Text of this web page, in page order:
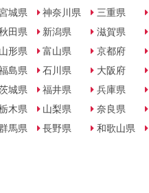
城県
田県
山形県
島県
城県
木県
馬県
神奈川県
新潟県
富山県
石川県
福井県
山梨県
長野県
三重県
滋賀県
京都府
大阪府
兵庫県
奈良県
和歌山県